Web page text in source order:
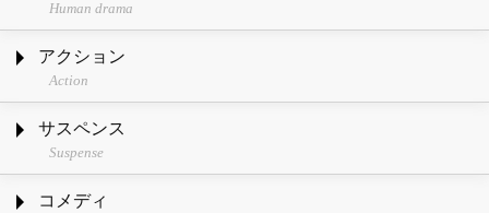
Human drama
アクション
Action
サスペンス
Suspense
コメディ